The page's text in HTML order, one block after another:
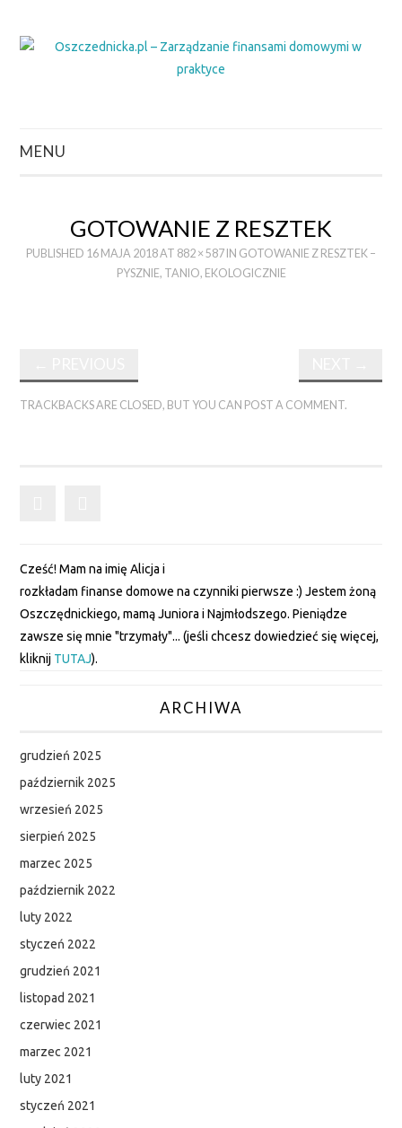
MENU
POLITYKA
POCZYTAĆ?
DZIECKO
WAKACJE
FINANSOWA
PODCAST
GOTOWANIE Z RESZTEK
PUBLISHED 16 MAJA 2018AT 882 × 587 IN GOTOWANIE Z RESZTEK –
PYSZNIE, TANIO, EKOLOGICZNIE
TRACKBACKS ARE CLOSED, BUT YOU CAN POST A COMMENT.
Cześć! Mam na imię Alicja i
rozkładam finanse domowe na czynniki pierwsze :) Jestem żoną
Oszczędnickiego, mamą Juniora i Najmłodszego. Pieniądze
zawsze się mnie "trzymały"... (jeśli chcesz dowiedzieć się więcej,
kliknij TUTAJ).
ARCHIWA
grudzień 2025
październik 2025
wrzesień 2025
sierpień 2025
marzec 2025
październik 2022
luty 2022
styczeń 2022
grudzień 2021
listopad 2021
czerwiec 2021
marzec 2021
luty 2021
styczeń 2021